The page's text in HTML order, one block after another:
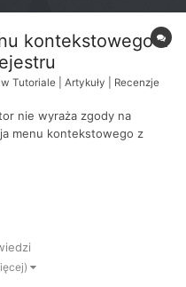
kontekstowego z
Tutoriale | Artykuły | Recenzje
nie wyraża zgody na
menu kontekstowego z